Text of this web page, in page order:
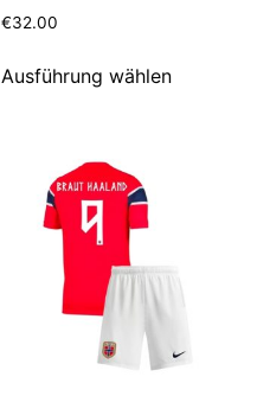
€32.00
Ausführung wählen